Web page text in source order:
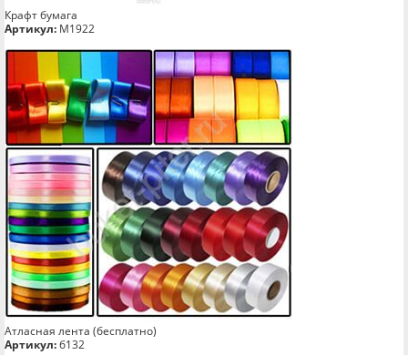
Крафт бумага
Артикул: М1922
Атласная лента (бесплатно)
Артикул:б132